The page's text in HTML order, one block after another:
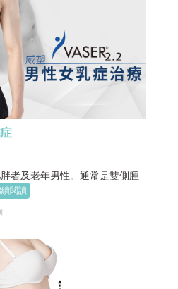
者及老年男性。通常是雙側腫
閱讀